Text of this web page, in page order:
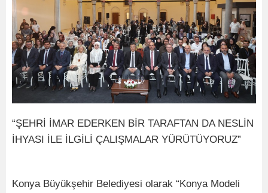
“ŞEHRİ İMAR EDERKEN BİR TARAFTAN DA NESLİN
İHYASI İLE İLGİLİ ÇALIŞMALAR YÜRÜTÜYORUZ”
Konya Büyükşehir Belediyesi olarak “Konya Modeli